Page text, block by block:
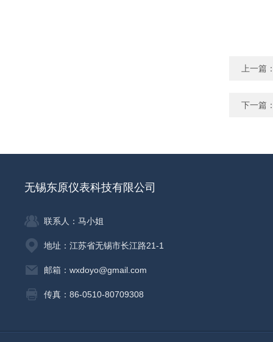
上一篇
下一篇
无锡东原仪表科技有限公司
联系人：马小姐
地址：江苏省无锡市长江路21-1
邮箱：wxdoyo@gmail.com
传真：86-0510-80709308